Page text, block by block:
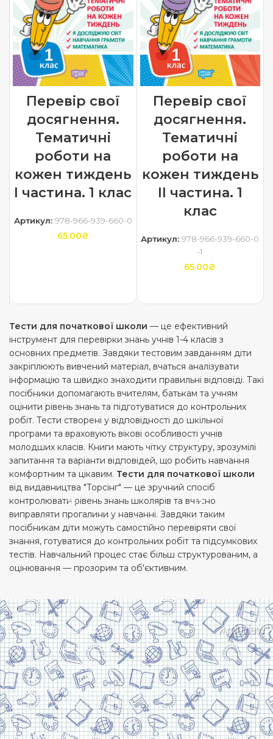
Перевір свої
досягнення.
Тематичні
роботи на
кожен тиждень
І частина. 1 клас
Артикул: 978-966-939-660-0
65.00₴
Перевір свої
досягнення.
Тематичні
роботи на
кожен тиждень
ІІ частина. 1
клас
Артикул:978-966-939-660-0
-1
65.00₴
Тести для початкової школи — це ефективний
інструмент для перевірки знань учнів 1-4 класів з
основних предметів. Завдяки тестовим завданням діти
закріплюють вивчений матеріал, вчаться аналізувати
інформацію та швидко знаходити правильні відповіді. Такі
посібники допомагають вчителям, батькам та учням
оцінити рівень знань та підготуватися до контрольних
робіт. Тести створені у відповідності до шкільної
програми та враховують вікові особливості учнів
молодших класів. Книги мають чітку структуру, зрозумілі
запитання та варіанти відповідей, що робить навчання
комфортним та цікавим. Тести для початкової школи
від видавництва "Торсінг" — це зручний спосіб
контролювати рівень знань школярів та вчасно
виправляти прогалини у навчанні. Завдяки таким
посібникам діти можуть самостійно перевіряти свої
знання, готуватися до контрольних робіт та підсумкових
тестів. Навчальний процес стає більш структурованим, а
оцінювання — прозорим та об'єктивним.
Харків, вулиця Сумська, 13
Телефон: (050) 305-05-41
E-Mail: torsingplus@gmail.com
Інтернет-магазин Торсінг. Усі права захищені
© 2024. Розробка:Skill Unit
Про видавництво Оплата та доставка